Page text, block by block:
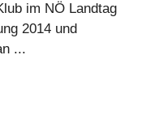
im NÖ Landtag
2014 und
...